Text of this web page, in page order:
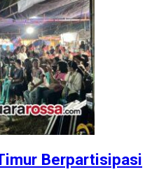
Berpartisipasi